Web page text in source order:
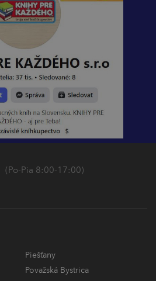
(Po-Pia 8:00-17:00)
Piešťany
Považská Bystrica